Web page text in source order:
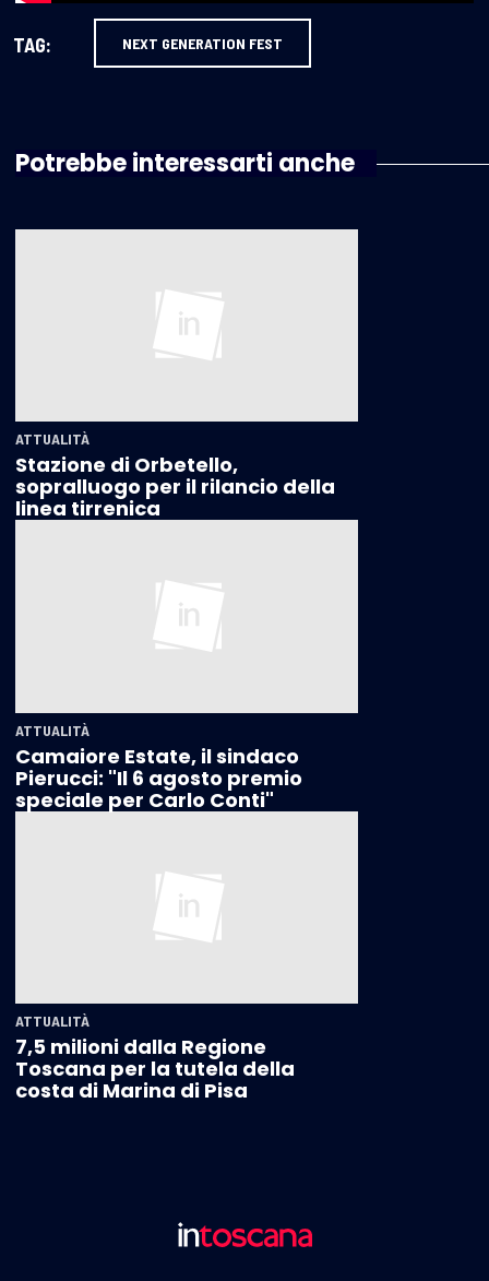
TAG: NEXT GENERATION FEST
Potrebbe interessarti anche
ATTUALITÀ
Stazione di Orbetello,
sopralluogo per il rilancio della
linea tirrenica
ATTUALITÀ
Camaiore Estate, il sindaco
Pierucci: "Il 6 agosto premio
speciale per Carlo Conti"
ATTUALITÀ
7,5 milioni dalla Regione
Toscana per la tutela della
costa di Marina di Pisa